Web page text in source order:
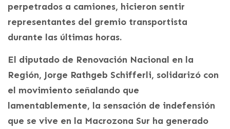
perpetrados a camiones, hicieron sentir
representantes del gremio transportista
durante las últimas horas.
El diputado de Renovación Nacional en la
Región, Jorge Rathgeb Schifferli, solidarizó con
el movimiento señalando que
lamentablemente, la sensación de indefensión
que se vive en la Macrozona Sur ha generado